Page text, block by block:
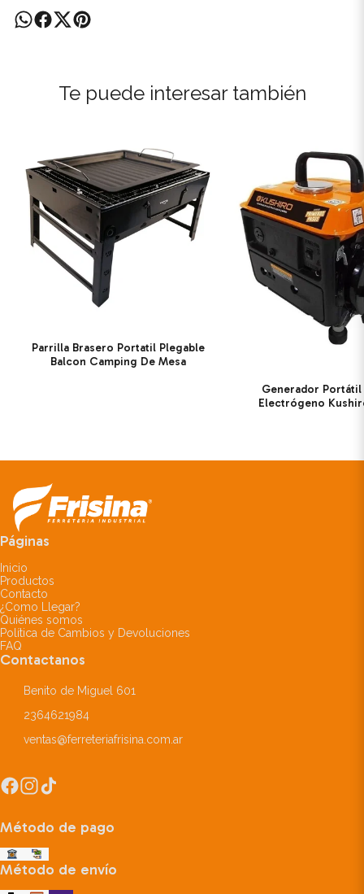
Te puede interesar también
Parrilla Brasero Portatil Plegable
Balcon Camping De Mesa
Generador
Electrógeno
Páginas
Inicio
Productos
Contacto
¿Como Llegar?
Quiénes somos
Política de Cambios y Devoluciones
FAQ
Contactanos
Benito de Miguel 601
2364621984
ventas@ferreteriafrisina.com.ar
Método de pago
Método de envío